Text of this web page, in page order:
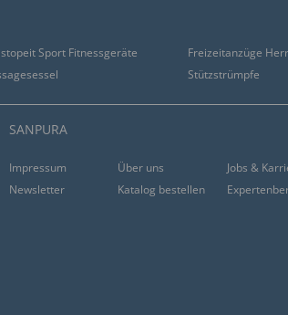
Sport Fitnessgeräte Freizeitanzüge
Stützstrümpfe
SANPURA
Impressum Über uns
Jobs &
Newsletter
Katalog bestellen